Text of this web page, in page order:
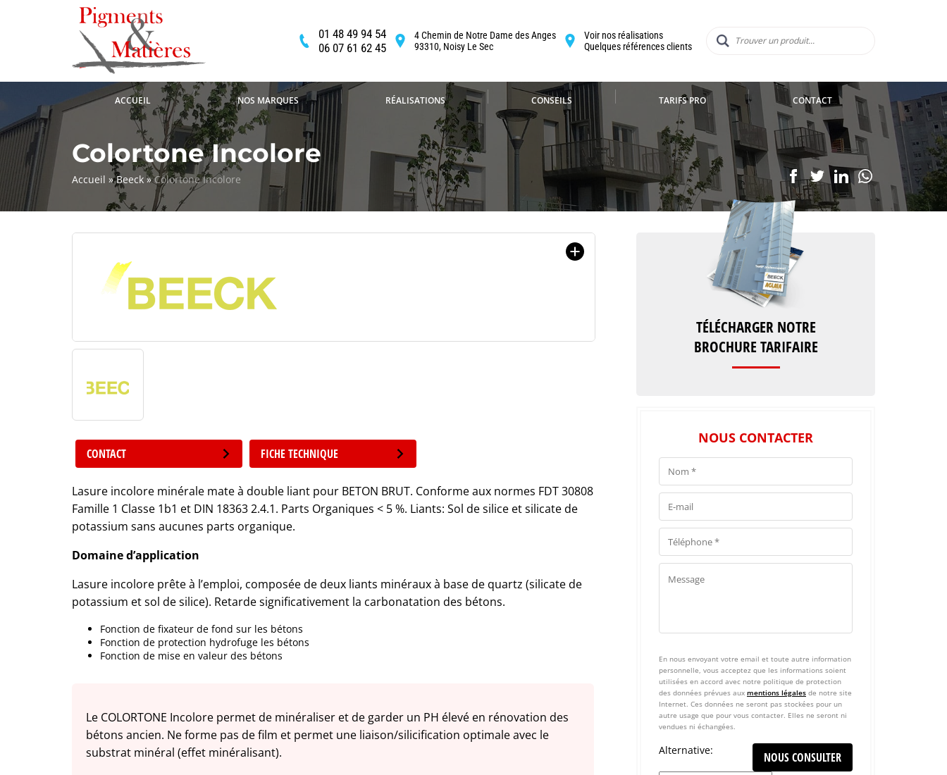
01 48 49 94 54
06 07 61 62 45
4 Chemin de Notre Dame des Anges
93310, Noisy Le Sec
Voir nos réalisations
Quelques références clients
ACCUEIL NOS MARQUES RÉALISATIONS CONSEILS TARIFS PRO CONTACT
Colortone Incolore
Accueil »Beeck »Colortone Incolore
CONTACT FICHE TECHNIQUE
Lasure incolore minérale mate à double liant pour BETON BRUT. Conforme aux normes FDT 30808
Famille 1 Classe 1b1 et DIN 18363 2.4.1. Parts Organiques < 5 %. Liants: Sol de silice et silicate de
potassium sans aucunes parts organique.
Domaine d’application
Lasure incolore prête à l’emploi, composée de deux liants minéraux à base de quartz (silicate de
potassium et sol de silice). Retarde significativement la carbonatation des bétons.
Fonction de fixateur de fond sur les bétons
Fonction de protection hydrofuge les bétons
Fonction de mise en valeur des bétons
Le COLORTONE Incolore permet de minéraliser et de garder un PH élevé en rénovation des
bétons ancien. Ne forme pas de film et permet une liaison/silicification optimale avec le
substrat minéral (effet minéralisant).
TÉLÉCHARGER NOTRE
BROCHURE TARIFAIRE
NOUS CONTACTER
En nous envoyant votre email et toute autre information
personnelle, vous acceptez que les informations soient
utilisées en accord avec notre politique de protection
des données prévues aux mentions légales de notre site
Internet. Ces données ne seront pas stockées pour un
autre usage que pour vous contacter. Elles ne seront ni
vendues ni échangées.
Alternative: